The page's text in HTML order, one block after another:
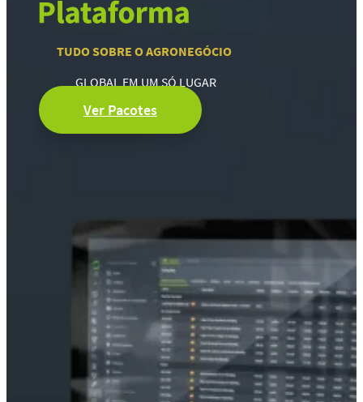
TUDO SOBRE O AGRONEGÓCIO
GLOBAL EM UM SÓ LUGAR
Ver Pacotes